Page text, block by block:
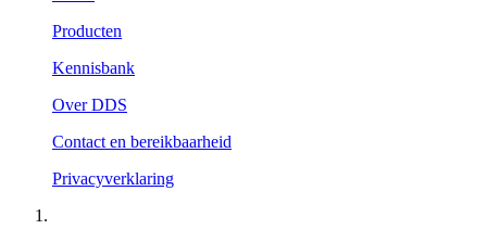
Producten
Kennisbank
Over DDS
Contact en bereikbaarheid
Privacyverklaring